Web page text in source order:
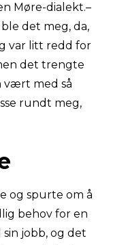
Møre-dialekt.–
det meg, da,
var litt redd for
det trengte
vært med så
rundt meg,
og spurte om å
behov for en
jobb, og det